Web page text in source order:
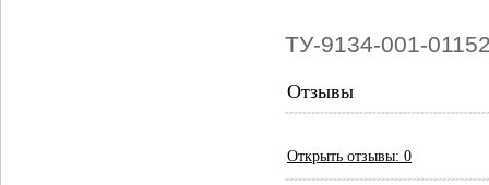
ТУ-9134-001-
Отзывы
Открыть отзывы: 0